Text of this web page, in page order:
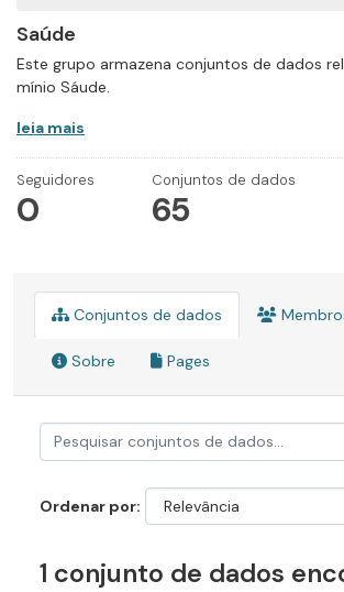
Saúde
Este grupo armazena conjuntos de dados
mínio Sáude.
leia mais
Seguidores
0
Conjuntos de dados
65
Conjuntos de dados
Sobre Pages
Ordenar por
1 conjunto de dados